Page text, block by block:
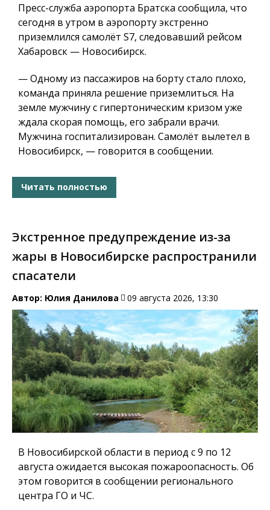
Пресс-служба аэропорта Братска сообщила, что
сегодня в утром в аэропорту экстренно
приземлился самолёт S7, следовавший рейсом
Хабаровск — Новосибирск.
— Одному из пассажиров на борту стало плохо,
команда приняла решение приземлиться. На
земле мужчину с гипертоническим кризом уже
ждала скорая помощь, его забрали врачи.
Мужчина госпитализирован. Самолёт вылетел в
Новосибирск, — говорится в сообщении.
Читать полностью
Экстренное предупреждение из-за
жары в Новосибирске распространили
спасатели
Автор: Юлия Данилова 09 августа 2026, 13:30
В Новосибирской области в период с 9 по 12
августа ожидается высокая пожароопасность. Об
этом говорится в сообщении регионального
центра ГО и ЧС.